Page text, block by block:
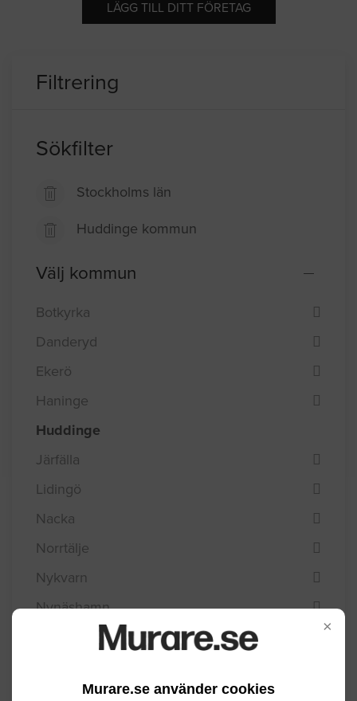
×
Murare.se använder cookies
LÄGG TILL DITT FÖRETAG
Filtrering
Sökfilter
Stockholms län
Huddinge kommun
Välj kommun
Botkyrka
Danderyd
Ekerö
Haninge
Huddinge
Järfälla
Lidingö
Nacka
Norrtälje
Nykvarn
Nynäshamn
Sollentuna